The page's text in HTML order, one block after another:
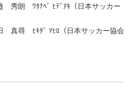
秀朗 ﾜﾀﾅﾍﾞ ﾋﾃﾞｱｷ（日本サッカー
真尋 ﾋｷﾀﾞ ﾏﾋﾛ（日本サッカー協会